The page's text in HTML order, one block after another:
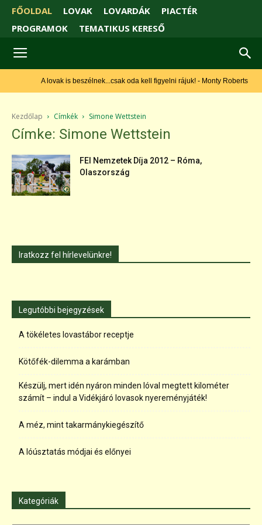
FŐOLDAL LOVAK LOVARDÁK
PIACTÉR
PROGRAMOK
TEMATIKUS KERESŐ
A lovak is beszélnek...csak oda kell figyelni rájuk! - Monty Roberts
Kezdőlap Címkék Simone Wettstein
Címke: Simone Wettstein
FEI Nemzetek Díja 2012 – Róma,
Olaszország
Iratkozz fel hírlevelünkre!
Legutóbbi bejegyzések
A tökéletes lovastábor receptje
Kötőfék-dilemma a karámban
Készülj, mert idén nyáron minden lóval megtett kilométer
számít – indul a Vidékjáró lovasok nyereményjáték!
A méz, mint takarmánykiegészítő
A lóúsztatás módjai és előnyei
Kategóriák